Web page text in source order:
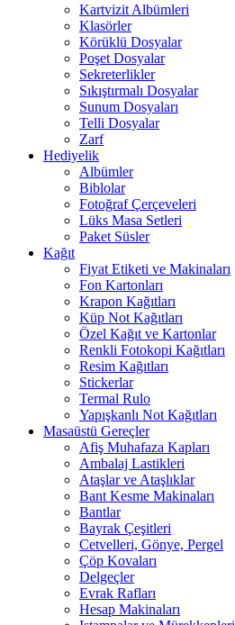
Kartvizit Albümleri
Klasörler
Körüklü Dosyalar
Poşet Dosyalar
Sekreterlikler
Sıkıştırmalı Dosyalar
Sunum Dosyaları
Telli Dosyalar
Zarf
Hediyelik
Albümler
Biblolar
Fotoğraf Çerçeveleri
Lüks Masa Setleri
Paket Süsler
Kağıt
Fiyat Etiketi ve Makinaları
Fon Kartonları
Krapon Kağıtları
Küp Not Kağıtları
Özel Kağıt ve Kartonlar
Renkli Fotokopi Kağıtları
Resim Kağıtları
Stickerlar
Termal Rulo
Yapışkanlı Not Kağıtları
Masaüstü Gereçler
Afiş Muhafaza Kapları
Ambalaj Lastikleri
Ataşlar ve Ataşlıklar
Bant Kesme Makinaları
Bantlar
Bayrak Çeşitleri
Cetvelleri, Gönye, Pergel
Çöp Kovaları
Delgeçler
Evrak Rafları
Hesap Makinaları